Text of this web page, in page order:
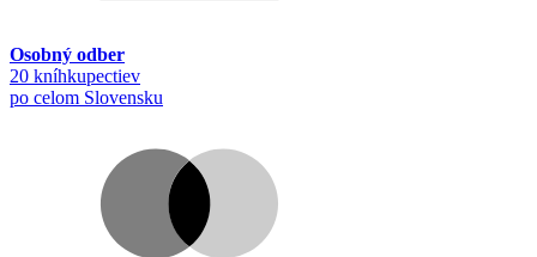
Osobný odber
20 kníhkupectiev
po celom Slovensku